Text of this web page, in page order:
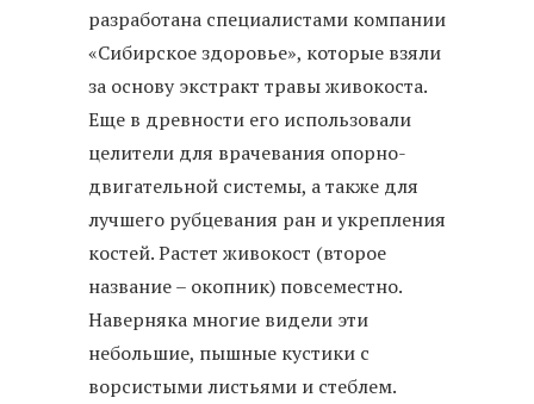
разработана специалистами компании
«Сибирское здоровье», которые взяли
за основу экстракт травы живокоста.
Еще в древности его использовали
целители для врачевания опорно-
двигательной системы, а также для
лучшего рубцевания ран и укрепления
костей. Растет живокост (второе
название – окопник) повсеместно.
Наверняка многие видели эти
небольшие, пышные кустики с
ворсистыми листьями и стеблем.